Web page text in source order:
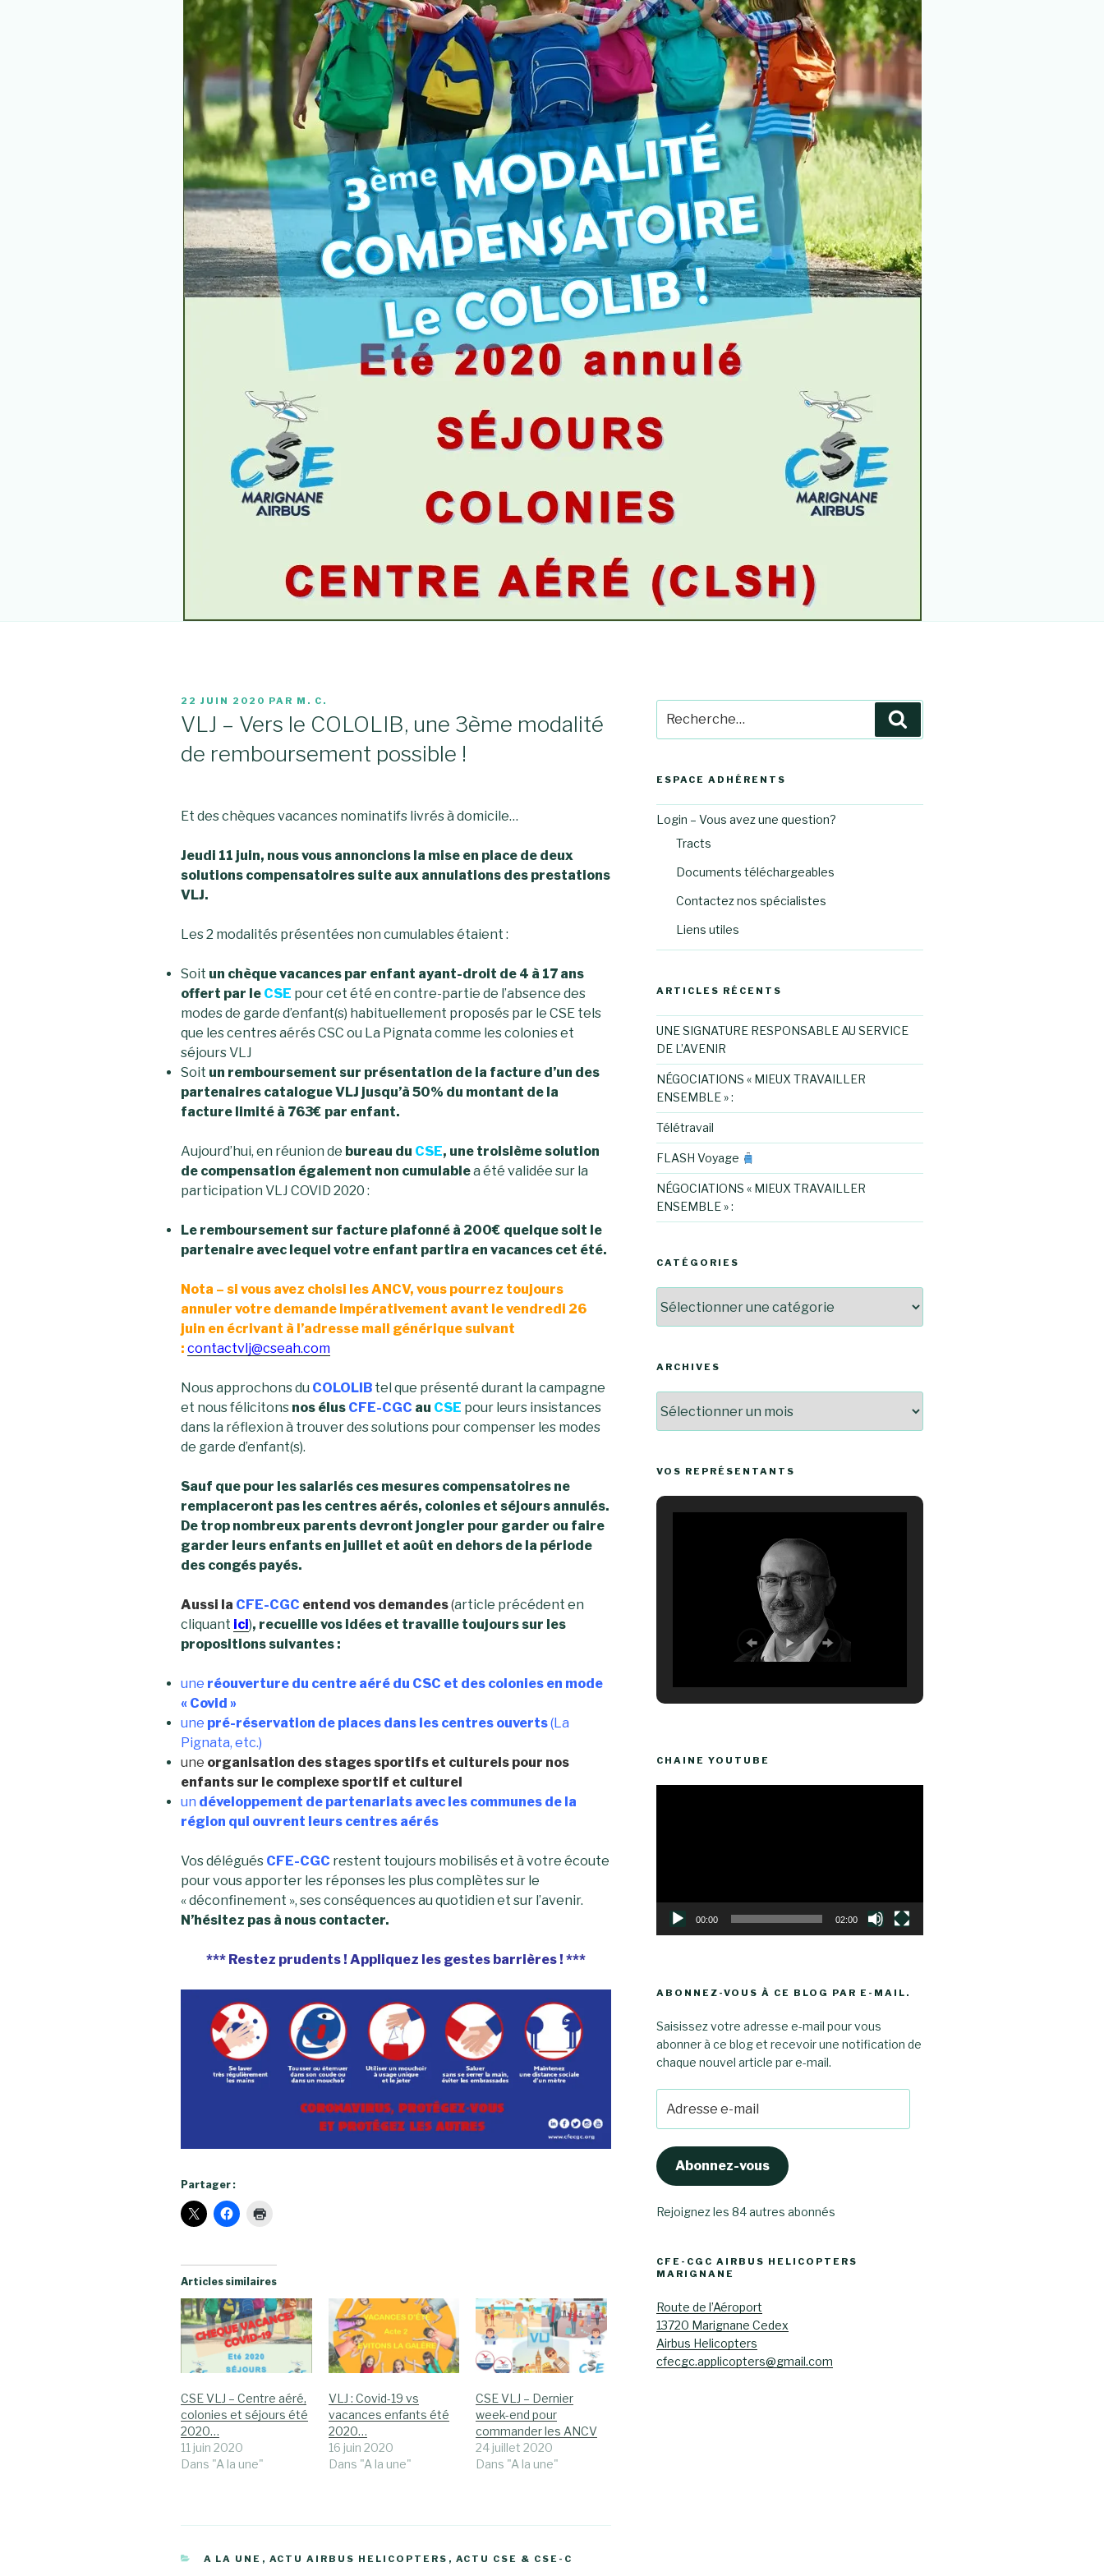
PUBLIÉ
22 JUIN 2020 PAR M. C.
VLJ – Vers le COLOLIB, une 3ème modalité
de remboursement possible !
Et des chèques vacances nominatifs livrés à domicile…
Jeudi 11 juin, nous vous annoncions la mise en place de deux
solutions compensatoires suite aux annulations des prestations
VLJ.
Les 2 modalités présentées non cumulables étaient :
Soit un chèque vacances par enfant ayant-droit de 4 à 17 ans
offert par le CSE pour cet été en contre-partie de l’absence des
modes de garde d’enfant(s) habituellement proposés par le CSE tels
que les centres aérés CSC ou La Pignata comme les colonies et
séjours VLJ
Soit un remboursement sur présentation de la facture d’un des
partenaires catalogue VLJ jusqu’à 50% du montant de la
facture limité à 763€ par enfant.
Aujourd’hui, en réunion de bureau du CSE, une troisième solution
de compensation également non cumulablea été validée sur la
participation VLJ COVID 2020 :
Le remboursement sur facture plafonné à 200€ quelque soit le
partenaire avec lequel votre enfant partira en vacances cet été.
Nota – si vous avez choisi les ANCV, vous pourrez toujours
annuler votre demande impérativement avant le vendredi 26
juin en écrivant à l’adresse mail générique suivant
: contactvlj@cseah.com
Nous approchons du COLOLIB tel que présenté durant la campagne
et nous félicitons nos élus CFE-CGC au CSE pour leurs insistances
dans la réflexion à trouver des solutions pour compenser les modes
de garde d’enfant(s).
Sauf que pour les salariés ces mesures compensatoires ne
remplaceront pas les centres aérés, colonies et séjours annulés.
De trop nombreux parents devront jongler pour garder ou faire
garder leurs enfants en juillet et août en dehors de la période
des congés payés.
Aussi la CFE-CGC entend vos demandes(article précédent en
cliquant ici), recueille vos idées et travaille toujours sur les
propositions suivantes :
une réouverture du centre aéré du CSC et des colonies en mode
« Covid »
une pré-réservation de places dans les centres ouverts(La
Pignata, etc.)
une organisation des stages sportifs et culturels pour nos
enfants sur le complexe sportif et culturel
un développement de partenariats avec les communes de la
région qui ouvrent leurs centres aérés
Vos délégués CFE-CGC restent toujours mobilisés et à votre écoute
pour vous apporter les réponses les plus complètes sur le
« déconfinement », ses conséquences au quotidien et sur l’avenir.
N’hésitez pas à nous contacter.
*** Restez prudents ! Appliquez les gestes barrières ! ***
Partager :
Articles similaires
CSE VLJ – Centre aéré,
colonies et séjours été
2020…
11 juin 2020
Dans "A la une"
VLJ : Covid-19 vs
vacances enfants été
2020…
16 juin 2020
Dans "A la une"
CSE VLJ – Dernier
week-end pour
commander les ANCV
24 juillet 2020
Dans "A la une"
CATÉGORIES
A LA UNE , ACTU AIRBUS HELICOPTERS , ACTU CSE & CSE-C
pour
:
ESPACE ADHÉRENTS
Login – Vous avez une question?
Tracts
Documents téléchargeables
Contactez nos spécialistes
Liens utiles
ARTICLES RÉCENTS
UNE SIGNATURE RESPONSABLE AU SERVICE
DE L’AVENIR
NÉGOCIATIONS « MIEUX TRAVAILLER
ENSEMBLE » :
Télétravail
FLASH Voyage
NÉGOCIATIONS « MIEUX TRAVAILLER
ENSEMBLE » :
CATÉGORIES
ARCHIVES
VOS REPRÉSENTANTS
CHAINE YOUTUBE
00:00 02:00
ABONNEZ-VOUS À CE BLOG PAR E-MAIL.
Saisissez votre adresse e-mail pour vous
abonner à ce blog et recevoir une notification de
chaque nouvel article par e-mail.
e-
mail
Abonnez-vous
Rejoignez les 84 autres abonnés
CFE-CGC AIRBUS HELICOPTERS
MARIGNANE
Route de l’Aéroport
13720 Marignane Cedex
Airbus Helicopters
cfecgc.applicopters@gmail.com